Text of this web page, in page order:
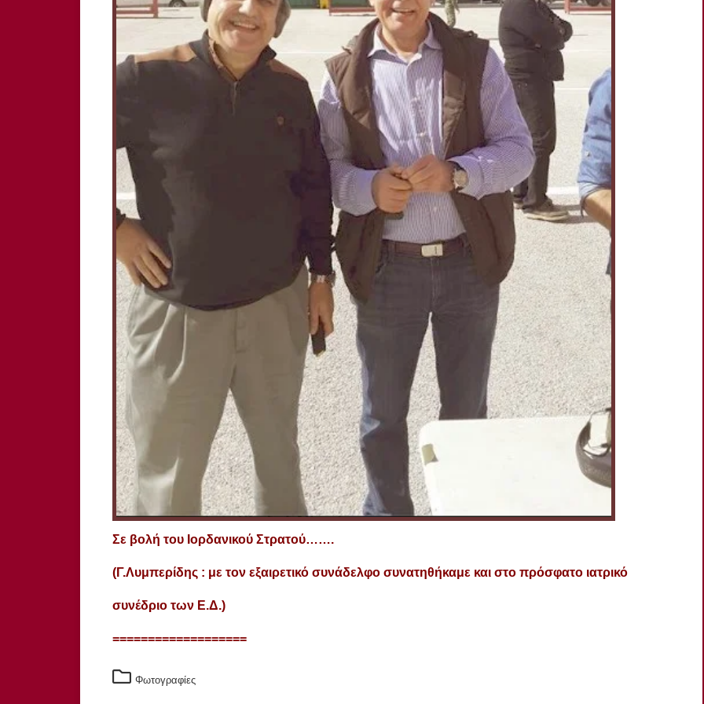
Σε βολή του Ιορδανικού Στρατού…….
(Γ.Λυμπερίδης : με τον εξαιρετικό συνάδελφο συνατηθήκαμε και στο πρόσφατο ιατρικό
συνέδριο των Ε.Δ.)
===================
Φωτογραφίες